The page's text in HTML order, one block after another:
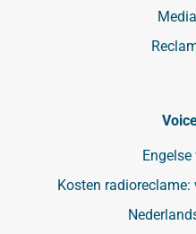
Engelse
Kosten